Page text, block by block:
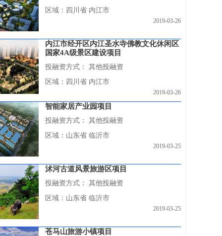
区域：四川省 内江市
2019-03-26
内江市经开区内江圣水寺佛教文化休闲区
国家4A级景区建设项目
投融资方式：
其他投融资
区域：四川省 内江市
2019-03-26
智能家居产业园项目
投融资方式：
其他投融资
区域：山东省 临沂市
2019-03-25
沭河古道风景旅游区项目
投融资方式：
其他投融资
区域：山东省 临沂市
2019-03-25
苍马山旅游小镇项目